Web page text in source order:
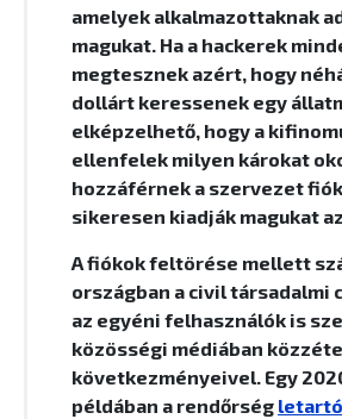
amelyek alkalmazottaknak
magukat. Ha a hackerek
megtesznek azért, hogy
dollárt keressenek egy
elképzelhető, hogy a
ellenfelek milyen károkat
hozzáférnek a szervezet
sikeresen kiadják magukat
A fiókok feltörése mellett
országban a civil társadalmi
az egyéni felhasználók is
közösségi médiában
következményeivel. Egy
példában a rendőrség